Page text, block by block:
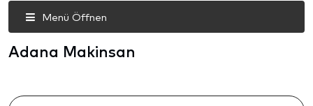
Menü Öffnen
Adana Makinsan